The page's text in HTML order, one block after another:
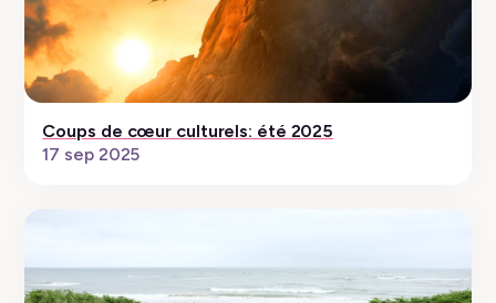
Coups de cœur culturels: été 2025
17 sep 2025